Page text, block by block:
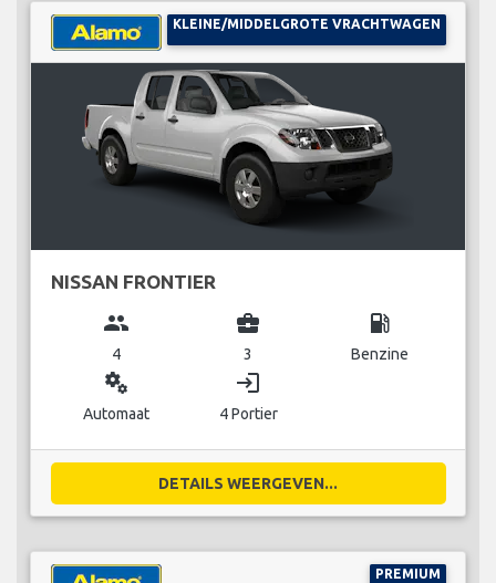
KLEINE/MIDDELGROTE VRACHTWAGEN
NISSAN FRONTIER
group
4
business_center
3
local_gas_station
Benzine
miscellaneous_services
Automaat
login
4 Portier
DETAILS WEERGEVEN...
PREMIUM